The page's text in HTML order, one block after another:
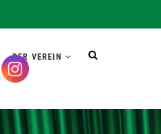
DER VEREIN